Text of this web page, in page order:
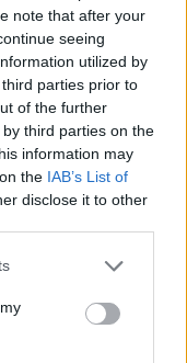
note that after your
seeing
utilized by
parties prior to
of the further
third parties on the
information may
the IAB’s List of
disclose it to other
or more Google
You may click to
third-party tags to
in below Google
per seguire